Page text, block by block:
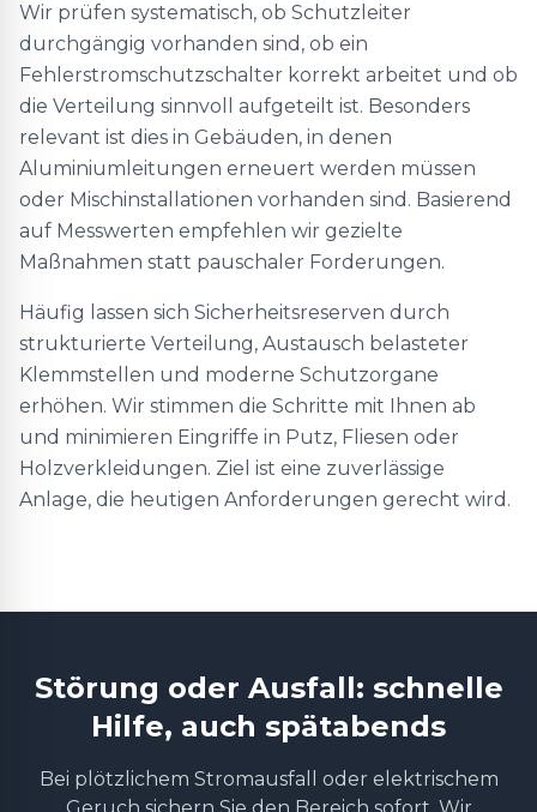
Wir prüfen systematisch, ob Schutzleiter
durchgängig vorhanden sind, ob ein
Fehlerstromschutzschalter korrekt arbeitet und ob
die Verteilung sinnvoll aufgeteilt ist. Besonders
relevant ist dies in Gebäuden, in denen
Aluminiumleitungen erneuert werden müssen
oder Mischinstallationen vorhanden sind. Basierend
auf Messwerten empfehlen wir gezielte
Maßnahmen statt pauschaler Forderungen.
Häufig lassen sich Sicherheitsreserven durch
strukturierte Verteilung, Austausch belasteter
Klemmstellen und moderne Schutzorgane
erhöhen. Wir stimmen die Schritte mit Ihnen ab
und minimieren Eingriffe in Putz, Fliesen oder
Holzverkleidungen. Ziel ist eine zuverlässige
Anlage, die heutigen Anforderungen gerecht wird.
Störung oder Ausfall: schnelle
Hilfe, auch spätabends
Bei plötzlichem Stromausfall oder elektrischem